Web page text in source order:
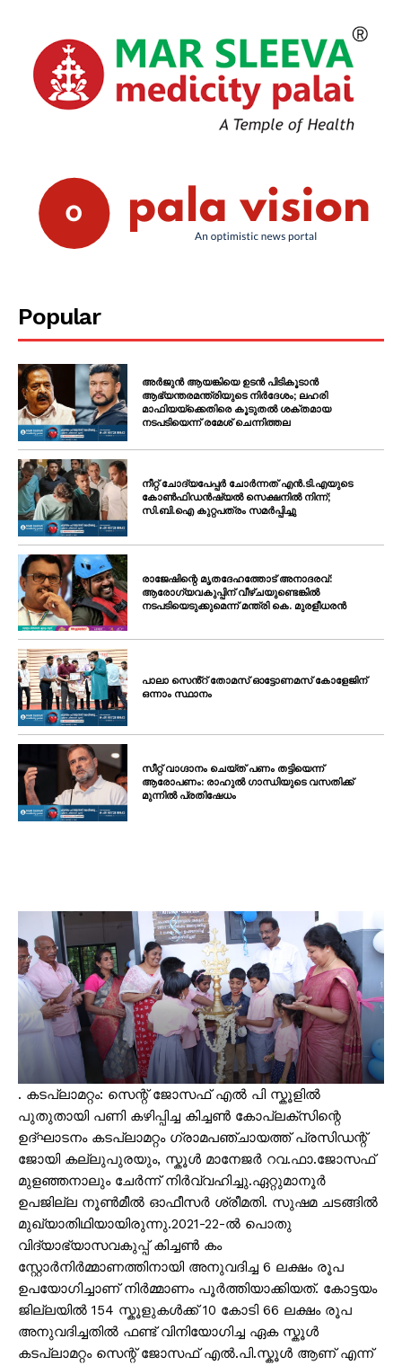
PALA VISION
Subscription Plans
My account
Grievance Redressal
Popular
അർജുൻ ആയങ്കിയെ ഉടൻ പിടികൂടാൻ
ആഭ്യന്തരമന്ത്രിയുടെ നിർദേശം; ലഹരി
മാഫിയയ്ക്കെതിരെ കൂടുതൽ ശക്തമായ
നടപടിയെന്ന് രമേശ് ചെന്നിത്തല
നീറ്റ് ചോദ്യപേപ്പർ ചോർന്നത് എൻ.ടി.എയുടെ
കോൺഫിഡൻഷ്യൽ സെക്ഷനിൽ നിന്ന്;
സി.ബി.ഐ കുറ്റപത്രം സമർപ്പിച്ചു
രാജേഷിന്റെ മൃതദേഹത്തോട് അനാദരവ്:
ആരോഗ്യവകുപ്പിന് വീഴ്ചയുണ്ടെങ്കിൽ
നടപടിയെടുക്കുമെന്ന് മന്ത്രി കെ. മുരളീധരൻ
പാലാ സെൻ്റ് തോമസ് ഓട്ടോണമസ് കോളേജിന്
ഒന്നാം സ്ഥാനം
സീറ്റ് വാഗ്ദാനം ചെയ്ത് പണം തട്ടിയെന്ന്
ആരോപണം: രാഹുൽ ഗാന്ധിയുടെ വസതിക്ക്
മുന്നിൽ പ്രതിഷേധം
. കടപ്ലാമറ്റം: സെന്റ് ജോസഫ് എൽ പി സ്കൂളിൽ
പുതുതായി പണി കഴിപ്പിച്ച കിച്ചൺ കോപ്ലക്സിന്റെ
ഉദ്ഘാടനം കടപ്ലാമറ്റം ഗ്രാമപഞ്ചായത്ത് പ്രസിഡന്റ്
ജോയി കല്ലുപുരയും, സ്കൂൾ മാനേജർ റവ.ഫാ.ജോസഫ്
മുളഞ്ഞനാലും ചേർന്ന് നിർവ്വഹിച്ചു.ഏറ്റുമാനൂർ
ഉപജില്ല നൂൺമീൽ ഓഫീസർ ശ്രീമതി. സുഷമ ചടങ്ങിൽ
മുഖ്യാതിഥിയായിരുന്നു.2021-22-ൽ പൊതു
വിദ്യാഭ്യാസവകുപ്പ് കിച്ചൺ കം
സ്റ്റോർനിർമ്മാണത്തിനായി അനുവദിച്ച 6 ലക്ഷം രൂപ
ഉപയോഗിച്ചാണ് നിർമ്മാണം പൂർത്തിയാക്കിയത്. കോട്ടയം
ജില്ലയിൽ 154 സ്കൂളുകൾക്ക് 10 കോടി 66 ലക്ഷം രൂപ
അനുവദിച്ചതിൽ ഫണ്ട് വിനിയോഗിച്ച ഏക സ്കൂൾ
കടപ്ലാമറ്റം സെന്റ് ജോസഫ് എൽ.പി.സ്കൂൾ ആണ് എന്ന്